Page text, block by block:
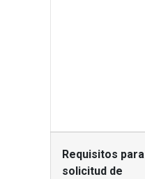
Requisitos para
solicitud de